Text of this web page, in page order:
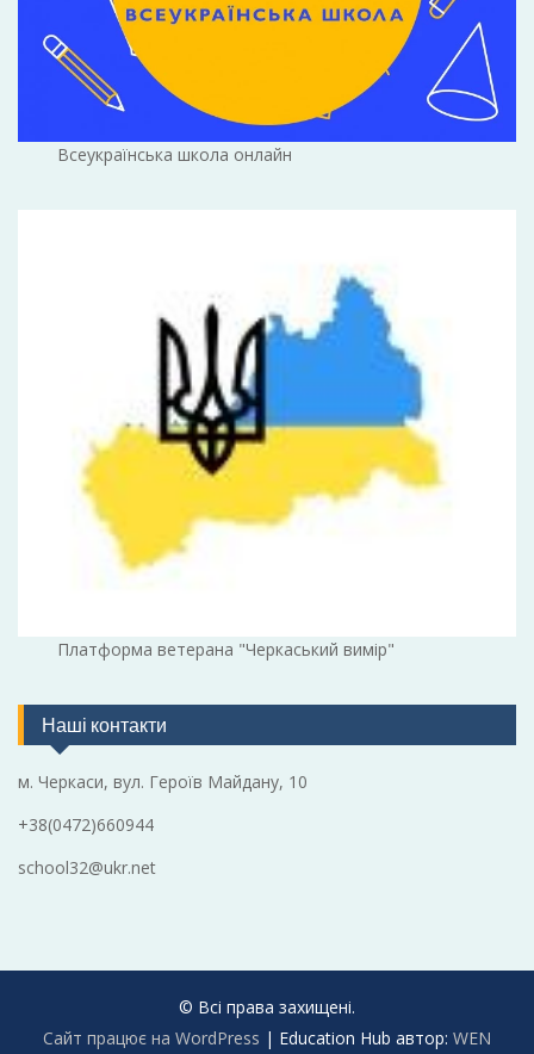
Всеукраїнська школа онлайн
Платформа ветерана "Черкаський вимір"
Наші контакти
м. Черкаси, вул. Героїв Майдану, 10
+38(0472)660944
school32@ukr.net
© Всі права захищені.
Сайт працює на WordPress | Education Hub автор: WEN